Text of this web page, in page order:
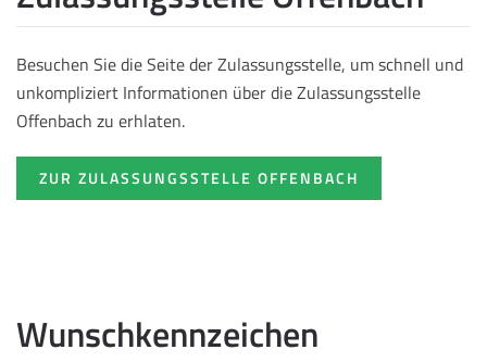
Besuchen Sie die Seite der Zulassungsstelle, um schnell und
unkompliziert Informationen über die Zulassungsstelle
Offenbach zu erhlaten.
ZUR ZULASSUNGSSTELLE OFFENBACH
Wunschkennzeichen